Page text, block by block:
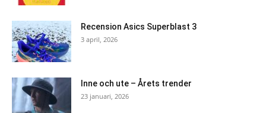
Recension Asics Superblast 3
3 april, 2026
Inne och ute – Årets trender
23 januari, 2026